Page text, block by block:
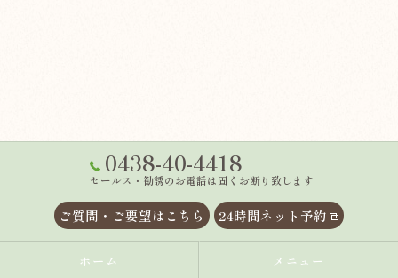
0438-40-4418
セールス・勧誘のお電話は固くお断り致します
ご質問・ご要望はこちら 24時間ネット予約
ホーム メニュー